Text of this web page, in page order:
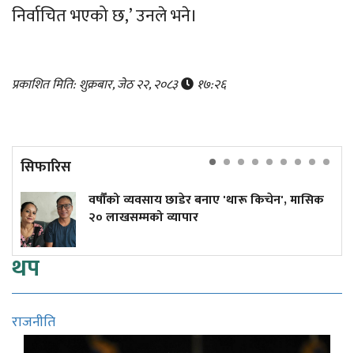
निर्वाचित भएको छ,’ उनले भने।
प्रकाशित मिति: शुक्रबार, जेठ २२, २०८३ १७:२६
सिफारिस
वर्षौंको व्यवसाय छाडेर बनाए 'थारू किचेन', मासिक
२० लाखसम्मको व्यापार
थप
राजनीति